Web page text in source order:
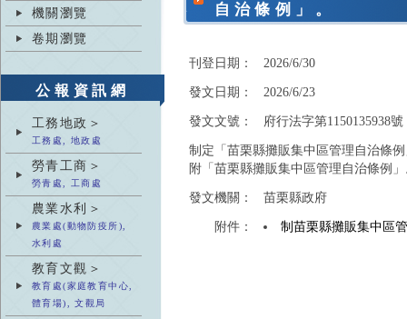
機關瀏覽
卷期瀏覽
公報資訊網
工務地政＞
工務處, 地政處
勞青工商＞
勞青處, 工商處
農業水利＞
農業處(動物防疫所),
水利處
教育文觀＞
教育處(家庭教育中心,
體育場), 文觀局
自治條例」。
刊登日期：
2026/6/30
發文日期：
2026/6/23
發文文號：
府行法字第1150135938號
制定「苗栗縣攤販集中區管理自治條
附「苗栗縣攤販集中區管理自治條例
發文機關：
苗栗縣政府
附件：
制苗栗縣攤販集中區